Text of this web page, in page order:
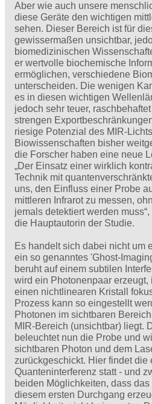
Aber wie auch unsere
diese Geräte den wichtigen
sehen. Dieser Bereich ist für
gewissermaßen unsichtbar,
biomedizinischen
er wertvolle biochemische
ermöglichen, verschiedene
unterscheiden. Die wenigen
es in diesen wichtigen
jedoch sehr teuer,
strengen
riesige Potenzial des MIR-
Biowissenschaften bisher
die Forscher haben eine neue
„Der Einsatz einer wirklich
Technik mit
uns, den Einfluss einer Probe
mittleren Infrarot zu messen,
jemals detektiert werden
die Hauptautorin der Studie.
Es handelt sich dabei nicht um
ein so genanntes 'Ghost-
beruht auf einem subtilen
wird ein Photonenpaar
einen nichtlinearen Kristall
Prozess kann so eingestellt
Photonen im sichtbaren
MIR-Bereich (unsichtbar) liegt.
beleuchtet nun die Probe und
sichtbaren Photon und dem
zurückgeschickt. Hier findet die
Quanteninterferenz statt - und
beiden Möglichkeiten, dass
diesem ersten Durchgang